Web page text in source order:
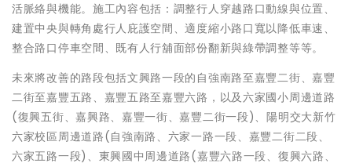
活脈絡與機能。施工內容包括：調整行人穿越路口動線與位置、
建置中央與轉角處行人庇護空間、適度縮小路口寬以降低車速、
整合路口停車空間、既有人行舖面部份翻新與綠帶調整等等。
未來將改善的路段包括文興路一段的自強南路至嘉豐二街、嘉豐
二街至嘉豐五路、嘉豐五路至嘉豐六路，以及六家國小周邊道路
(復興五街、嘉興路、嘉豐一街、嘉豐二街一段)、陽明交大新竹
六家校區周邊道路(自強南路、六家一路一段、嘉豐二街二段、
六家五路一段)、東興國中周邊道路(嘉豐六路一段、復興六路、